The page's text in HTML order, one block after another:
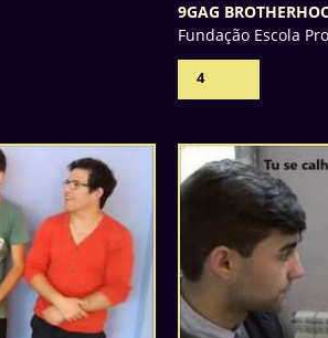
9GAG
Fundação Escola
4